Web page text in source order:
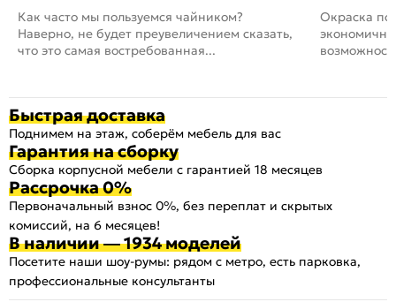
Как часто мы пользуемся чайником?
Наверно, не будет преувеличением сказать,
что это самая востребованная...
Окраска
Быстрая доставка
Поднимем на этаж, соберём мебель для вас
Гарантия на сборку
Сборка корпусной мебели с гарантией 18 месяцев
Рассрочка 0%
Первоначальный взнос 0%, без переплат и скрытых
комиссий, на 6 месяцев!
В наличии — 1934 моделей
Посетите наши шоу-румы: рядом с метро, есть парковка,
профессиональные консультанты